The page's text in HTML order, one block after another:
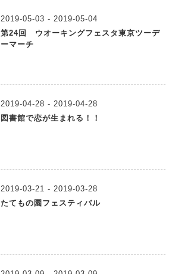
2019-05-03 - 2019-05-04
第24回 ウオーキングフェスタ東京ツーデ
ーマーチ
2019-04-28 - 2019-04-28
図書館で恋が生まれる！！
2019-03-21 - 2019-03-28
たてもの園フェスティバル